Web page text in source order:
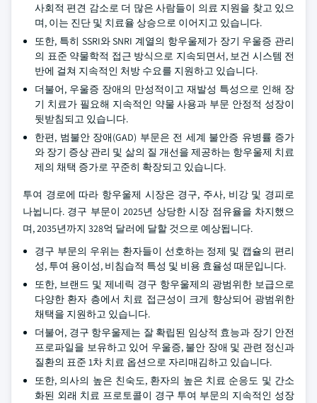
사회적 편견 감소로 더 많은 사람들이 의료 지원을 찾고 있으
며, 이는 진단 및 치료율 상승으로 이어지고 있습니다.
또한, 특히 SSRI와 SNRI 계열의 항우울제가 장기 우울증 관리
의 표준 약물학적 접근 방식으로 지속되면서, 보건 시스템 전
반에 걸쳐 지속적인 처방 수요를 지원하고 있습니다.
더불어, 우울증 장애의 만성적이고 재발성 특성으로 인해 장
기 치료가 필요해 지속적인 약물 사용과 부문 안정적 성장이
뒷받침되고 있습니다.
한편, 범불안 장애(GAD) 부문은 전 세계 불안증 유병률 증가
와 장기 증상 관리 및 삶의 질 개선을 제공하는 항우울제 치료
제의 채택 증가로 꾸준히 확장되고 있습니다.
투여 경로에 따라 항우울제 시장은 경구, 주사, 비강 및 경피로
나뉩니다. 경구 부문이 2025년 상당한 시장 점유율을 차지했으
며, 2035년까지 328억 달러에 달할 것으로 예상됩니다.
경구 부문의 우위는 환자들이 선호하는 정제 및 캡슐의 편리
성, 투여 용이성, 비침습적 특성 및 비용 효율성 때문입니다.
또한, 브랜드 및 제네릭 경구 항우울제의 광범위한 보급으로
다양한 환자 층에서 치료 접근성이 크게 향상되어 광범위한
채택을 지원하고 있습니다.
더불어, 경구 항우울제는 잘 확립된 임상적 효능과 장기 안전
프로파일을 보유하고 있어 우울증, 불안 장애 및 관련 정신과
질환의 표준 1차 치료 옵션으로 자리매김하고 있습니다.
또한, 의사의 높은 친숙도, 환자의 높은 치료 순응도 및 간소
화된 외래 치료 프로토콜이 경구 투여 부문의 지속적인 성장